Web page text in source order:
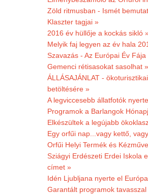
Zöld ritmusban - Ismét
Klaszter tagjai »
2016 év hüllője a kockás sikló
Melyik faj legyen az év hala
Szavazás - Az Európai Év
Gemenci rétisasokat sasolhat »
ÁLLÁSAJÁNLAT -
betöltésére »
A legviccesebb állatfotók
Programok a Barlangok
Elkészültek a legújabb
Egy orfűi nap...vagy kettő,
Orfűi Helyi Termék és
Sziágyi Erdészeti Erdei Iskola
címet »
Idén Ljubljana nyerte el
Garantált programok tavasszal